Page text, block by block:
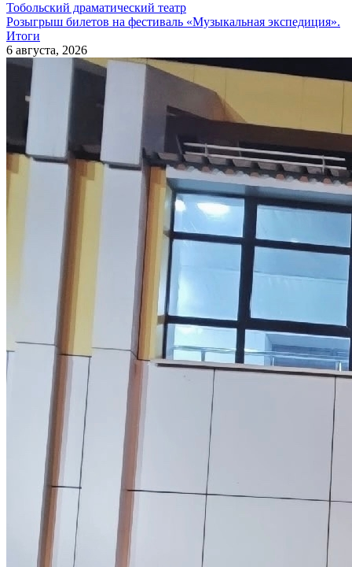
Тобольский драматический театр
Розыгрыш билетов на фестиваль «Музыкальная экспедиция».
Итоги
6 августа, 2026